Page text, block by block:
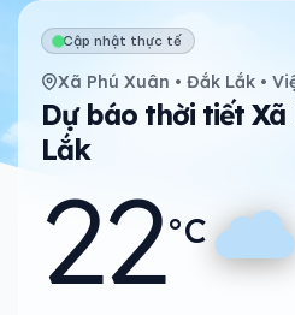
Cập nhật thực tế
Xã Phú Xuân • Đắk Lắk •
Dự báo thời tiết Xã
Lắk
22°C